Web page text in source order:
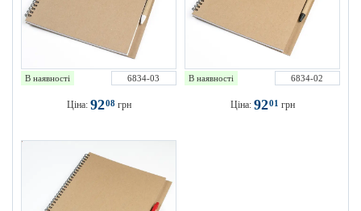
В наявності 6834-03
Ціна: 9208грн
В наявності 6834-02
Ціна: 9201 грн